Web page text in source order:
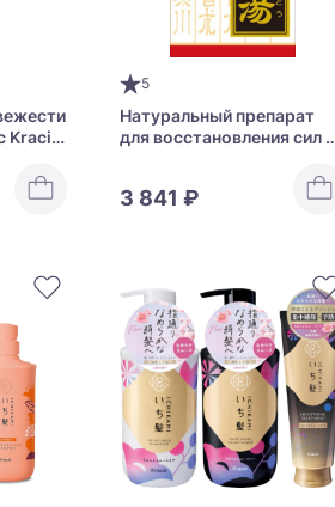
Kracie
5
Натуральный препарат
для восстановления сил и
Tablets
3 841 ₽